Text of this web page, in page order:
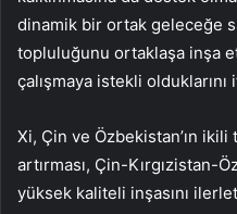
dinamik bir ortak geleceğe
topluluğunu ortaklaşa inşa
çalışmaya istekli olduklarını
Xi, Çin ve Özbekistan’ın ikili
artırması, Çin-Kırgızistan-
yüksek kaliteli inşasını